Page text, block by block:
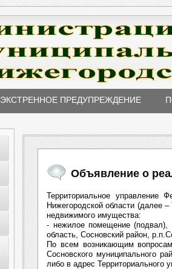
ЭКСТРЕННОЕ ПРЕДУПРЕЖДЕНИЕ
Объявление о
Территориальное управление
Нижегородской области (далее
недвижимого имущества:
- нежилое помещение
область, Сосновский район,
По всем возникающим
Сосновского муниципального
либо в адрес Территориального